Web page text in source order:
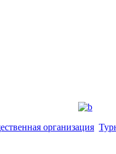
организация